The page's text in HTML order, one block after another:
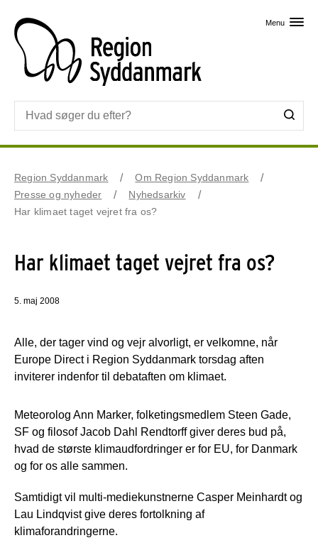
Menu
Region Syddanmark
Om Region Syddanmark
Presse og nyheder
Nyhedsarkiv
Har klimaet taget vejret fra os?
Har klimaet taget vejret fra os?
5. maj 2008
Alle, der tager vind og vejr alvorligt, er velkomne, når
Europe Direct i Region Syddanmark torsdag aften
inviterer indenfor til debataften om klimaet.
Meteorolog Ann Marker, folketingsmedlem Steen Gade,
SF og filosof Jacob Dahl Rendtorff giver deres bud på,
hvad de største klimaudfordringer er for EU, for Danmark
og for os alle sammen.
Samtidigt vil multi-mediekunstnerne Casper Meinhardt og
Lau Lindqvist give deres fortolkning af
klimaforandringerne.